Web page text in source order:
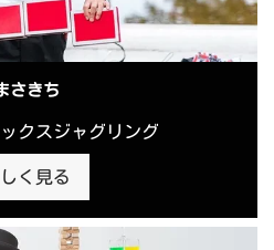
さきち
クスジャグリング
く見る